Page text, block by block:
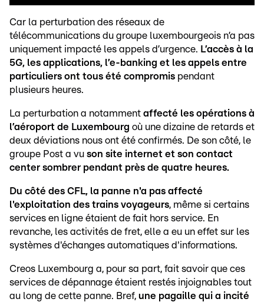
Car la perturbation des réseaux de
télécommunications du groupe luxembourgeois n’a pas
uniquement impacté les appels d’urgence. L’accès à la
5G, les applications, l’e-banking et les appels entre
particuliers ont tous été compromis pendant
plusieurs heures.
La perturbation a notamment affecté les opérations à
l’aéroport de Luxembourg où une dizaine de retards et
deux déviations nous ont été confirmés. De son côté, le
groupe Post a vu son site internet et son contact
center sombrer pendant près de quatre heures.
Du côté des CFL, la panne n'a pas affecté
l'exploitation des trains voyageurs, même si certains
services en ligne étaient de fait hors service. En
revanche, les activités de fret, elle a eu un effet sur les
systèmes d'échanges automatiques d'informations.
Creos Luxembourg a, pour sa part, fait savoir que ces
services de dépannage étaient restés injoignables tout
au long de cette panne. Bref, une pagaille qui a incité